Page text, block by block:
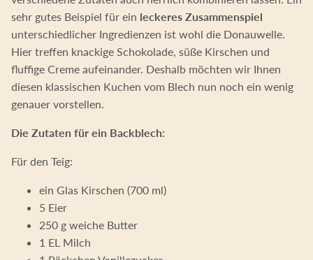
sehr gutes Beispiel für ein leckeres Zusammenspiel
unterschiedlicher Ingredienzen ist wohl die Donauwelle.
Hier treffen knackige Schokolade, süße Kirschen und
fluffige Creme aufeinander. Deshalb möchten wir Ihnen
diesen klassischen Kuchen vom Blech nun noch ein wenig
genauer vorstellen.
Die Zutaten für ein Backblech:
Für den Teig:
ein Glas Kirschen (700 ml)
5 Eier
250 g weiche Butter
1 EL Milch